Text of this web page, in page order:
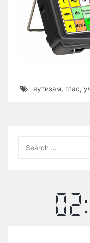
аутизам, глас,
for: